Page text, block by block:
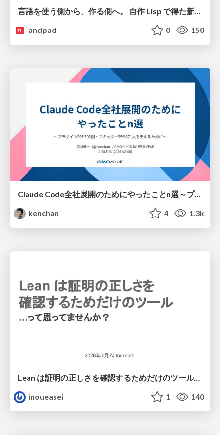
言語を使う側から、作る側へ。 自作 Lisp で得た新たな気づき。
andpad
0 150
Claude Code全社展開のためにやったことn選～プラグイン302個・コミッター271人を支えるために～
kenchan
4 1.3k
Lean は証明の正しさを確認するためだけのツールって思ってませんか？
inoueasei
1 140